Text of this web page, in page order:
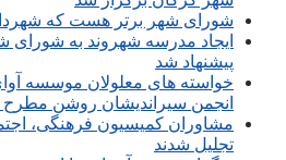
شورای شهر برتر هست که
ایجاد مدرسه شهروند به
پیشنهاد شد
خواسته های معلولان موسسه
انجمن سیراندیشان روشن
مشاوران کمیسیون فرهنگی،
تجلیل شدند